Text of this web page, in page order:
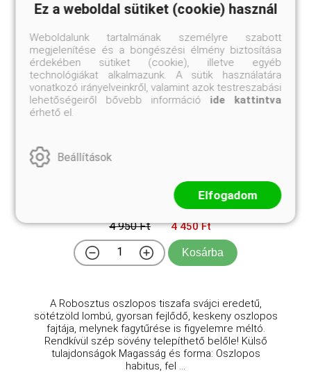
Taxus baccata 'Fastigiata Robusta'
4 950 Ft
Online ár
4 450 Ft
Kosárba
A Robosztus oszlopos tiszafa svájci eredetű,
sötétzöld lombú, gyorsan fejlődő, keskeny oszlopos
fajtája, melynek fagytűrése is figyelemre méltó.
Rendkívül szép sövény telepíthető belőle! Külső
tulajdonságok Magasság és forma: Oszlopos
habitus, fel ...
Ez a weboldal sütiket (cookie) használ
Weboldalunk tartalmának személyre szabott
megjelenítése és a böngészési élmény biztosítása
érdekében sütiket (cookie), illetve egyéb
technológiákat alkalmazunk. A sütik használatára
vonatkozó irányelveinkről, valamint azok testreszabási
lehetőségeiről bővebb információ ide kattintva
érhető el.
Beállítások
Elfogadom